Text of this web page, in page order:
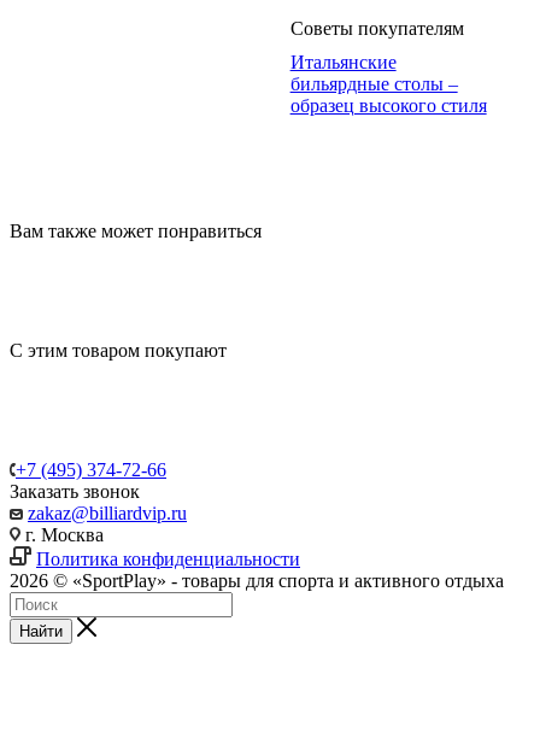
Советы покупателям
Итальянские
бильярдные столы –
образец высокого стиля
Вам также может понравиться
С этим товаром покупают
+7 (495) 374-72-66
Заказать звонок
zakaz@billiardvip.ru
г. Москва
Политика конфиденциальности
2026 © «SportPlay» - товары для спорта и активного отдыха
Найти